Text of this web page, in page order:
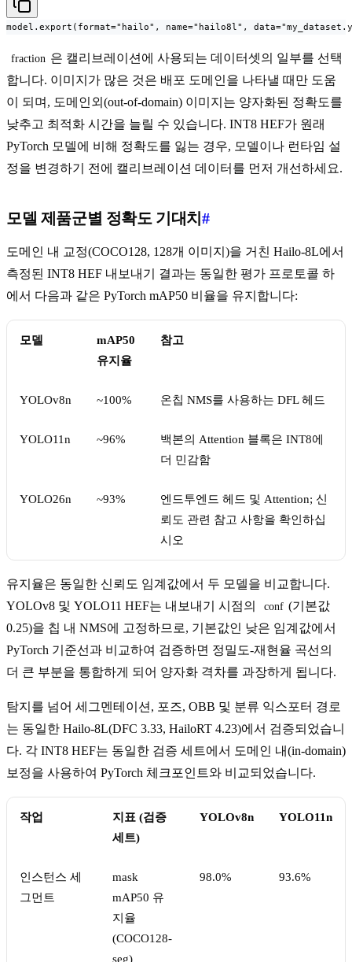
model.export(format="hailo", name="hailo8l",
fraction 은 캘리브레이션에 사용되는 데이터셋의 일부를 선택
합니다. 이미지가 많은 것은 배포 도메인을 나타낼 때만 도움
이 되며, 도메인외(out-of-domain) 이미지는 양자화된 정확도를
낮추고 최적화 시간을 늘릴 수 있습니다. INT8 HEF가 원래
PyTorch 모델에 비해 정확도를 잃는 경우, 모델이나 런타임 설
정을 변경하기 전에 캘리브레이션 데이터를 먼저 개선하세요.
모델 제품군별 정확도 기대치#
도메인 내 교정(COCO128, 128개 이미지)을 거친 Hailo-8L에서
측정된 INT8 HEF 내보내기 결과는 동일한 평가 프로토콜 하
에서 다음과 같은 PyTorch mAP50 비율을 유지합니다:
모델
mAP50
유지율
참고
YOLOv8n ~100% 온칩 NMS를 사용하는 DFL 헤드
YOLO11n ~96%
백본의 Attention 블록은 INT8에
더 민감함
YOLO26n ~93%
엔드투엔드 헤드 및 Attention; 신
뢰도 관련 참고 사항을 확인하십
시오
유지율은 동일한 신뢰도 임계값에서 두 모델을 비교합니다.
YOLOv8 및 YOLO11 HEF는 내보내기 시점의
conf (기본값
0.25)을 칩 내 NMS에 고정하므로, 기본값인 낮은 임계값에서
PyTorch 기준선과 비교하여 검증하면 정밀도-재현율 곡선의
더 큰 부분을 통합하게 되어 양자화 격차를 과장하게 됩니다.
탐지를 넘어 세그멘테이션, 포즈, OBB 및 분류 익스포터 경로
는 동일한 Hailo-8L(DFC 3.33, HailoRT 4.23)에서 검증되었습니
다. 각 INT8 HEF는 동일한 검증 세트에서 도메인 내(in-domain)
보정을 사용하여 PyTorch 체크포인트와 비교되었습니다.
작업
지표 (검증
세트)
YOLOv8n YOLO11n
인스턴스 세
그먼트
mask
mAP50 유
지율
(COCO128-
seg)
98.0% 93.6%